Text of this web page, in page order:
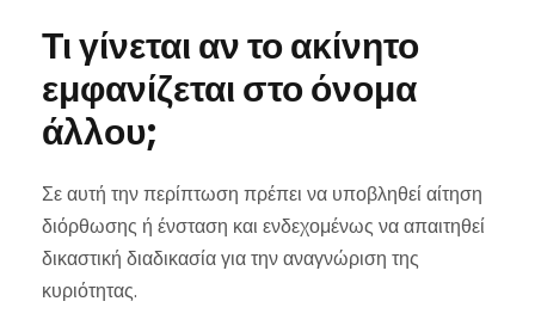
Τι γίνεται αν το ακίνητο
εμφανίζεται στο όνομα
άλλου;
Σε αυτή την περίπτωση πρέπει να υποβληθεί αίτηση
διόρθωσης ή ένσταση και ενδεχομένως να απαιτηθεί
δικαστική διαδικασία για την αναγνώριση της
κυριότητας.